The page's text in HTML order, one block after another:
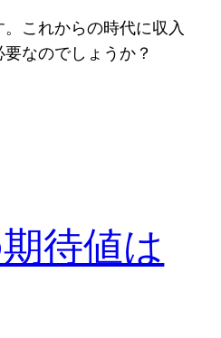
これからの時代に収入
なのでしょうか？
待値は